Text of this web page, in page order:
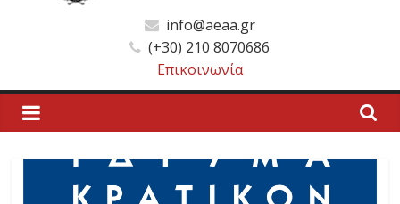
Ανώτατη
Εκκλησιαστική
Ακαδημία
Αθηνών
info@aeaa.gr
(+30) 210 8070686
Επικοινωνία